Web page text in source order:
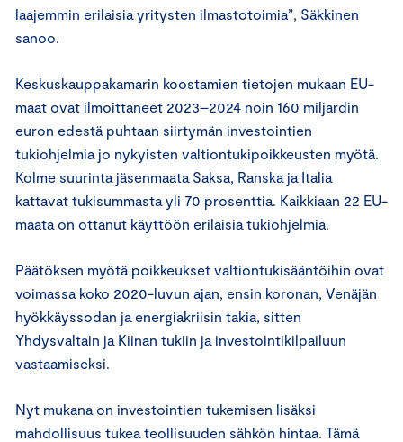
laajemmin erilaisia yritysten ilmastotoimia”, Säkkinen
sanoo.
Keskuskauppakamarin koostamien tietojen mukaan EU-
maat ovat ilmoittaneet 2023–2024 noin 160 miljardin
euron edestä puhtaan siirtymän investointien
tukiohjelmia jo nykyisten valtiontukipoikkeusten myötä.
Kolme suurinta jäsenmaata Saksa, Ranska ja Italia
kattavat tukisummasta yli 70 prosenttia. Kaikkiaan 22 EU-
maata on ottanut käyttöön erilaisia tukiohjelmia.
Päätöksen myötä poikkeukset valtiontukisääntöihin ovat
voimassa koko 2020-luvun ajan, ensin koronan, Venäjän
hyökkäyssodan ja energiakriisin takia, sitten
Yhdysvaltain ja Kiinan tukiin ja investointikilpailuun
vastaamiseksi.
Nyt mukana on investointien tukemisen lisäksi
mahdollisuus tukea teollisuuden sähkön hintaa. Tämä